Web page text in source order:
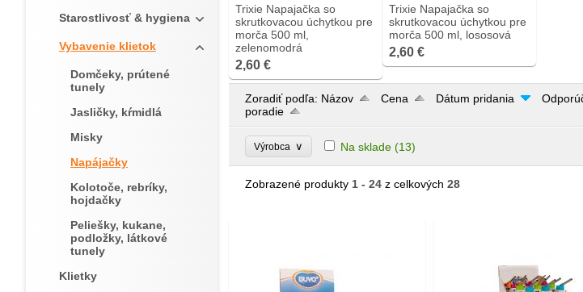
Starostlivosť & hygiena
Vybavenie klietok
Domčeky, prútené
tunely
Jasličky, kŕmidlá
Misky
Napájačky
Kolotoče, rebríky,
hojdačky
Peliešky, kukane,
podložky, látkové
tunely
Klietky
Trixie Napajačka so
skrutkovacou úchytkou pre
morča 500 ml,
zelenomodrá
2,60 €
Trixie Napajačka so
skrutkovacou úchytkou pre
morča 500 ml, lososová
2,60 €
Zoradiť podľa: Názov Cena Dátum pridania
poradie
Výrobca ∨ Na sklade (13)
Zobrazené produkty 1 - 24z celkových 28